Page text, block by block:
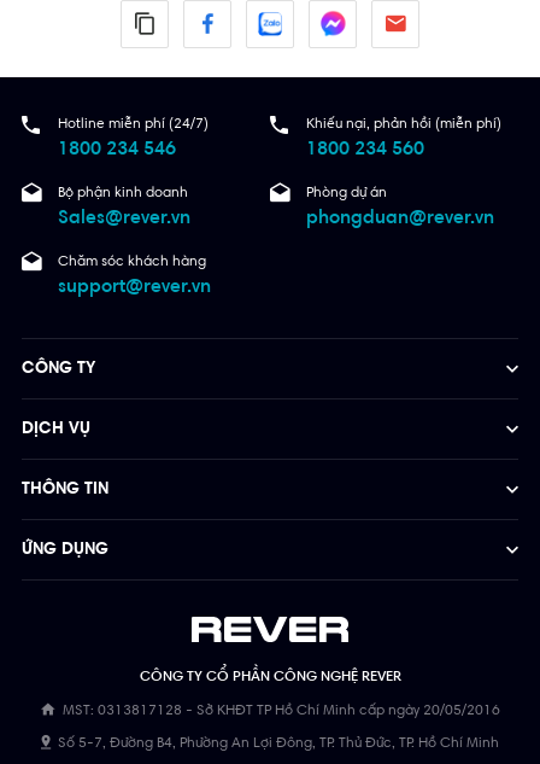
Hotline miễn phí (24/7)
1800 234 546
Khiếu nại, phản hồi (miễn phí)
1800 234 560
Bộ phận kinh doanh
Sales@rever.vn
Phòng dự án
phongduan@rever.vn
Chăm sóc khách hàng
support@rever.vn
CÔNG TY CỔ PHẦN CÔNG NGHỆ REVER
MST: 0313817128 - Sở KHĐT TP Hồ Chí Minh cấp ngày 20/05/2016
Số 5-7, Đường B4, Phường An Lợi Đông, TP. Thủ Đức, TP. Hồ Chí Minh
CÔNG TY
DỊCH VỤ
THÔNG TIN
ỨNG DỤNG